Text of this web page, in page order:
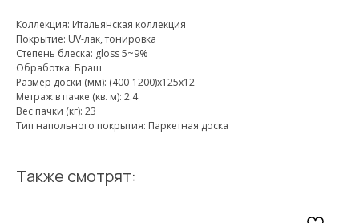
Коллекция: Итальянская коллекция
Покрытие: UV-лак, тонировка
Степень блеска: gloss 5~9%
Обработка: Браш
Размер доски (мм): (400-1200)х125х12
Метраж в пачке (кв. м): 2.4
Вес пачки (кг): 23
Тип напольного покрытия: Паркетная доска
Также смотрят: